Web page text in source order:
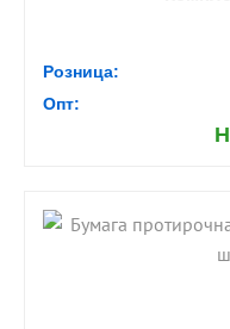
Розница:
Опт: